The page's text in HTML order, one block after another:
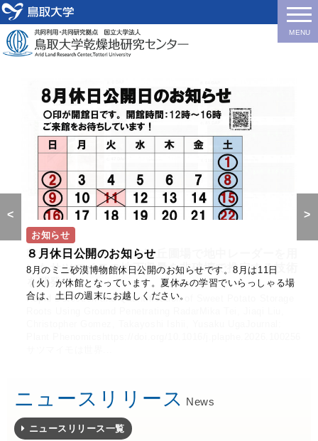
MENU
<
お知らせ
８月休日公開のお知らせ
8月のミニ砂漠博物館休日公開のお知らせです。8月は11日
（火）が休館となっています。夏休みの学習でいらっしゃる場
合は、土日の週末にお越しください。
研究成果
乾燥地研究センターの砂丘圃場で地中レーダーを用
いたサツマイモの地下収量を非破壊で推定する技術
を開発
Rapid Detection and Quantification of Sweet Potato Storage
研究成果
エチオピア「教会の森」の微生物群集は周囲の農地
や共同管理林と比べて、高い潜在的窒素循環機能を
持つことが分かりました。
Comparative analysis of soil prokaryotic community structure
研究成果
合成開口レーダーを用い、南アフリカ共和国北西州
におけるトウモロコシの生育ステージを評価しまし
た。
SAR-based monitoring of maize phenology in North West
研究成果
モンゴルの半乾燥草原における一年生草本が優占す
る群落で、降雨後にCO2フラックスの急速かつ大幅
な変化をとらえました。
Strong and rapid response of CO2 flux components after a
研究成果
育種を支える薬剤として有望なTFMSAが雄性不稔
を誘導するメカニズムを解明しました。
Trifluoromethanesulfonamide Induces Male Sterility Through
Systemic Metabolic Reprogramming and Anther-Specific
セミナー
Yaping Shao教授（独・ケルン大学）がセミナ
ー”Global Significance of Desert Dust”を行いま
した。
2026年6月4日にドイツ・ケルン大学のYaping Shao教授による
研究成果
乾燥地作物のササゲの品種改良の基盤となる胚珠培
養技術を開発しました。
A perforated ovule culture system improves nutrient
accessibility and accelerates embryo development in cowpea
お知らせ
モンゴルの砂漠化に関する研究集会（International
Workshop on Desertification in Mongolia）を開
催しました。
2026年8月にモンゴルで開催予定の砂漠化対処条約（UNCCD）
研究成果
南アフリカにおける複合的な極端気象がトウモロコ
シ生産に及ぼす影響を明らかにしました。
Compound hot-dry days (CHDDs) and their implications on
maize yields in the Free State province, South AfricaMokhele
>
ニュースリリース News
ニュースリリース一覧